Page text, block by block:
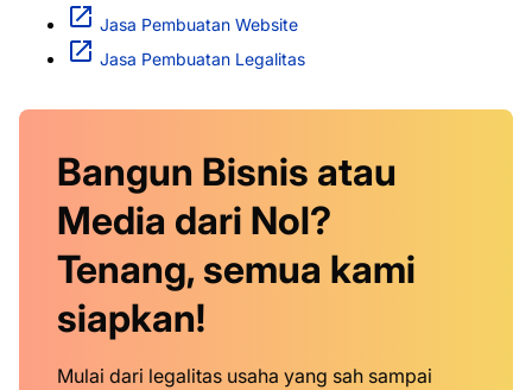
Jasa Pembuatan Website
Jasa Pembuatan Legalitas
Bangun Bisnis atau
Media dari Nol?
Tenang, semua kami
siapkan!
Mulai dari legalitas usaha yang sah sampai